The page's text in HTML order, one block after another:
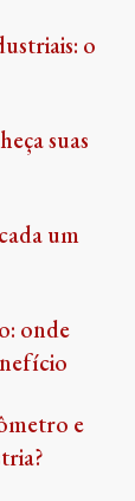
o
suas
um
onde
e